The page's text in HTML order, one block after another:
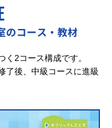
のコース・教材
2コース構成です。
了後、中級コースに進級